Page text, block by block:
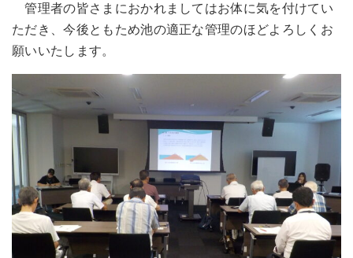
管理者の皆さまにおかれましてはお体に気を付けてい
ただき、今後ともため池の適正な管理のほどよろしくお
願いいたします。